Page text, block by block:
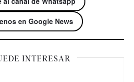
en Google News
INTERESAR